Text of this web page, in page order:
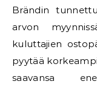
Brändin
arvon
kuluttajien
pyytää
saavansa